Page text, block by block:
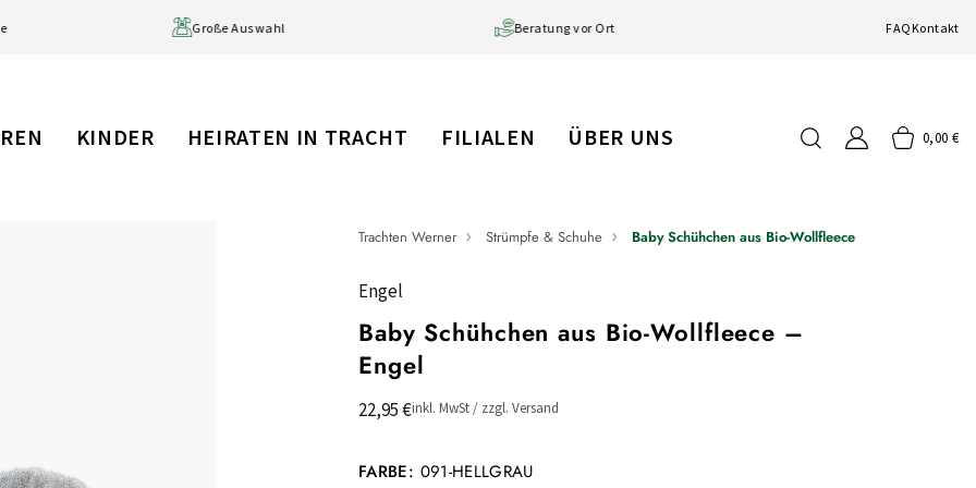
Große Auswahl Beratung vor Ort FAQ Kontakt
KINDER HEIRATEN IN TRACHT FILIALEN ÜBER UNS 0,00 €
Trachten Werner Strümpfe & Schuhe Baby Schühchen aus Bio-Wollfleece
Engel
Baby Schühchen aus Bio-Wollfleece –
Engel
22,95 €inkl. MwSt / zzgl. Versand
FARBE: 091-HELLGRAU